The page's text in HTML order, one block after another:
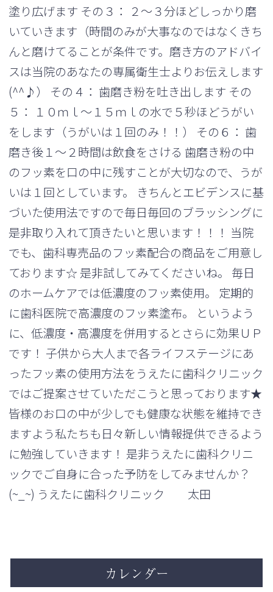
塗り広げます その３： ２～３分ほどしっかり磨
いていきます（時間のみが大事なのではなくきち
んと磨けてることが条件です。磨き方のアドバイ
スは当院のあなたの専属衛生士よりお伝えします
(^^♪） その４： 歯磨き粉を吐き出します その
５： １０ｍｌ～１５ｍｌの水で５秒ほどうがい
をします（うがいは１回のみ！！） その６： 歯
磨き後１～２時間は飲食をさける 歯磨き粉の中
のフッ素を口の中に残すことが大切なので、うが
いは１回としています。 きちんとエビデンスに基
づいた使用法ですので毎日毎回のブラッシングに
是非取り入れて頂きたいと思います！！！ 当院
でも、歯科専売品のフッ素配合の商品をご用意し
ております☆ 是非試してみてくださいね。 毎日
のホームケアでは低濃度のフッ素使用。 定期的
に歯科医院で高濃度のフッ素塗布。 というよう
に、低濃度・高濃度を併用するとさらに効果ＵＰ
です！ 子供から大人まで各ライフステージにあ
ったフッ素の使用方法をうえたに歯科クリニック
ではご提案させていただこうと思っております★
皆様のお口の中が少しでも健康な状態を維持でき
ますよう私たちも日々新しい情報提供できるよう
に勉強していきます！ 是非うえたに歯科クリニ
ックでご自身に合った予防をしてみませんか？
(~_~) うえたに歯科クリニック 太田
カレンダー